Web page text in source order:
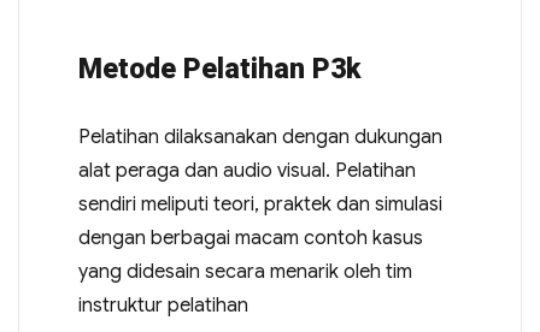
Metode Pelatihan P3k
Pelatihan dilaksanakan dengan dukungan
alat peraga dan audio visual. Pelatihan
sendiri meliputi teori, praktek dan simulasi
dengan berbagai macam contoh kasus
yang didesain secara menarik oleh tim
instruktur pelatihan